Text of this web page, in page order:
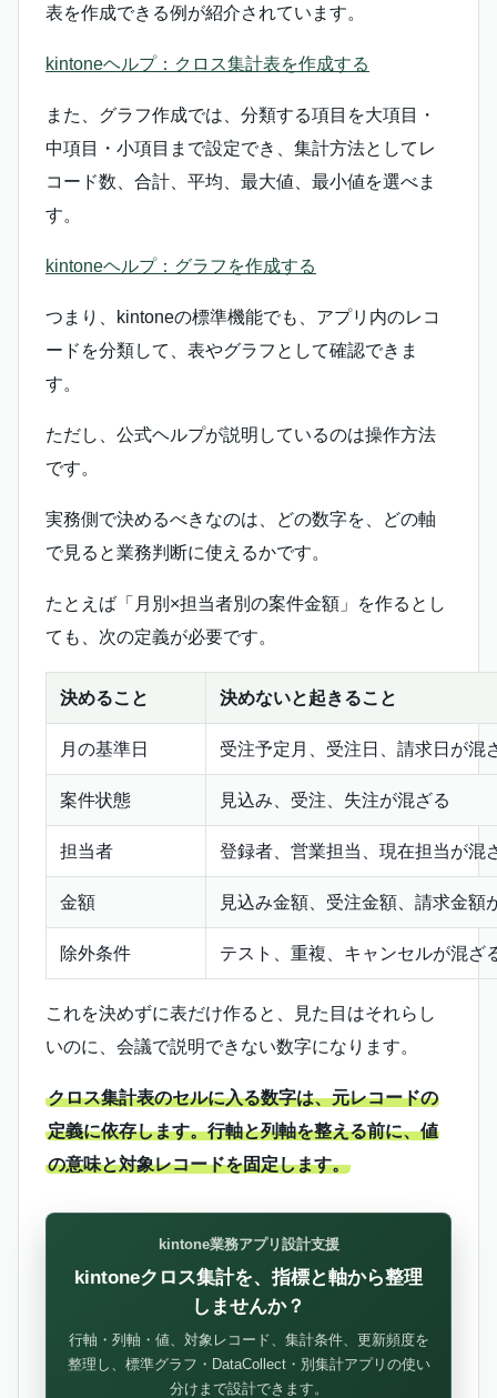
表を作成できる例が紹介されています。
kintoneヘルプ：クロス集計表を作成する
また、グラフ作成では、分類する項目を大項目・
中項目・小項目まで設定でき、集計方法としてレ
コード数、合計、平均、最大値、最小値を選べま
す。
kintoneヘルプ：グラフを作成する
つまり、kintoneの標準機能でも、アプリ内のレコ
ードを分類して、表やグラフとして確認できま
す。
ただし、公式ヘルプが説明しているのは操作方法
です。
実務側で決めるべきなのは、どの数字を、どの軸
で見ると業務判断に使えるかです。
たとえば「月別×担当者別の案件金額」を作るとし
ても、次の定義が必要です。
決めること 決めないと起きること
月の基準日 受注予定月、受注日、請求日が混
案件状態 見込み、受注、失注が混ざる
担当者 登録者、営業担当、現在担当が混
金額 見込み金額、受注金額、請求金額
除外条件 テスト、重複、キャンセルが混ざ
これを決めずに表だけ作ると、見た目はそれらし
いのに、会議で説明できない数字になります。
クロス集計表のセルに入る数字は、元レコードの
定義に依存します。行軸と列軸を整える前に、値
の意味と対象レコードを固定します。
kintone業務アプリ設計支援
kintoneクロス集計を、指標と軸から整理
しませんか？
行軸・列軸・値、対象レコード、集計条件、更新頻度を
整理し、標準グラフ・DataCollect・別集計アプリの使い
分けまで設計できます。